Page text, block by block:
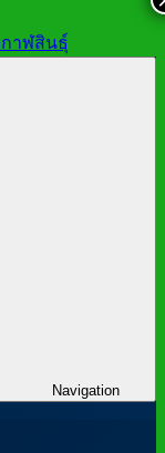
Navigation